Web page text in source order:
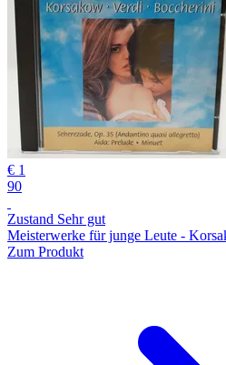
€ 1
90
Zustand Sehr gut
Meisterwerke für junge Leute -
Zum Produkt